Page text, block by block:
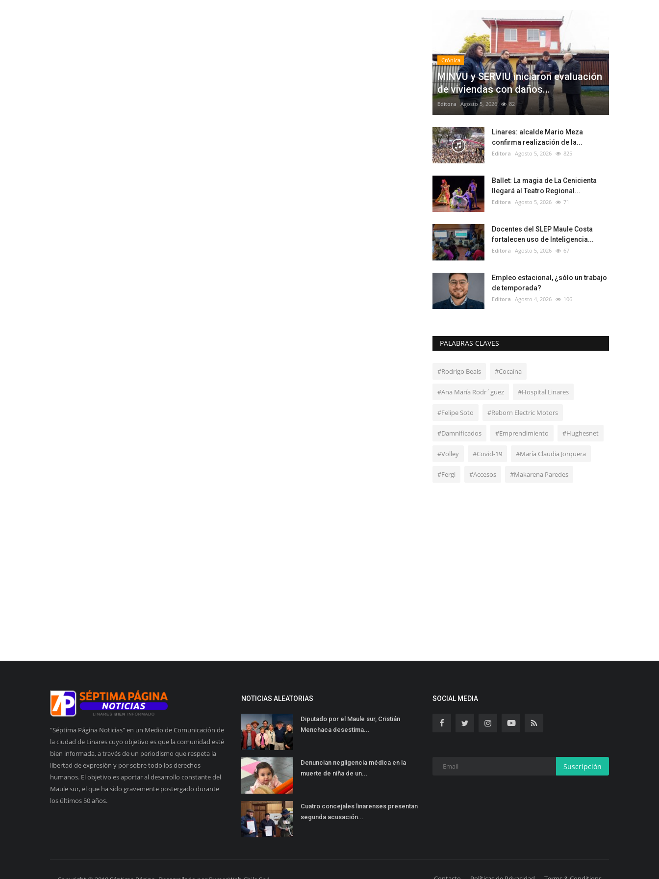
Crónica
MINVU y SERVIU iniciaron evaluación
de viviendas con daños...
Editora Agosto 5, 2026 82
Linares: alcalde Mario Meza
confirma realización de la...
Editora Agosto 5, 2026 825
Ballet: La magia de La Cenicienta
llegará al Teatro Regional...
Editora Agosto 5, 2026 71
Docentes del SLEP Maule Costa
fortalecen uso de Inteligencia...
Editora Agosto 5, 2026 67
Empleo estacional, ¿sólo un trabajo
de temporada?
Editora Agosto 4, 2026 106
PALABRAS CLAVES
#Rodrigo Beals #Cocaína
#Ana María Rodr´guez #Hospital Linares
#Felipe Soto #Reborn Electric Motors
#Damnificados #Emprendimiento #Hughesnet
#Volley #Covid-19 #María Claudia Jorquera
#Fergi #Accesos #Makarena Paredes
"Séptima Página Noticias" en un Medio de Comunicación de
la ciudad de Linares cuyo objetivo es que la comunidad esté
bien informada, a través de un periodismo que respeta la
libertad de expresión y por sobre todo los derechos
humanos. El objetivo es aportar al desarrollo constante del
Maule sur, el que ha sido gravemente postergado durante
los últimos 50 años.
NOTICIAS ALEATORIAS
Diputado por el Maule sur, Cristián
Menchaca desestima...
Denuncian negligencia médica en la
muerte de niña de un...
Cuatro concejales linarenses presentan
segunda acusación...
SOCIAL MEDIA
Suscripción